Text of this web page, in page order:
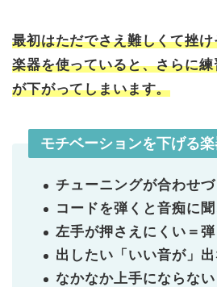
最初はただでさえ難しくて挫
楽器を使っていると、さらに
が下がってしまいます。
モチベーションを下げる
チューニングが合わせ
コードを弾くと音痴に
左手が押さえにくい＝
出したい「いい音が」
なかなか上手にならない